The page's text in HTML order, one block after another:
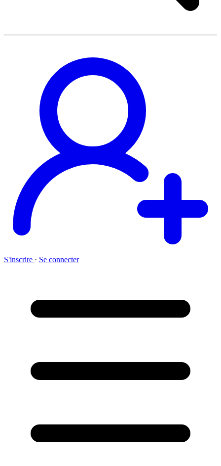
S'inscrire · Se connecter